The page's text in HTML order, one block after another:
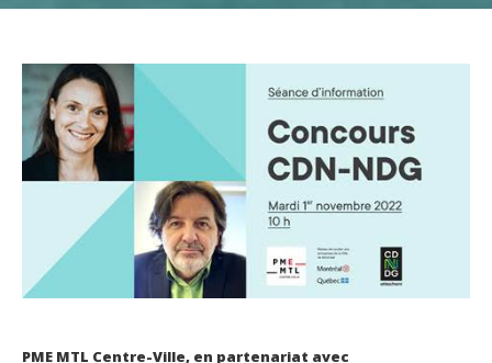
PME MTL Centre-Ville, en partenariat avec